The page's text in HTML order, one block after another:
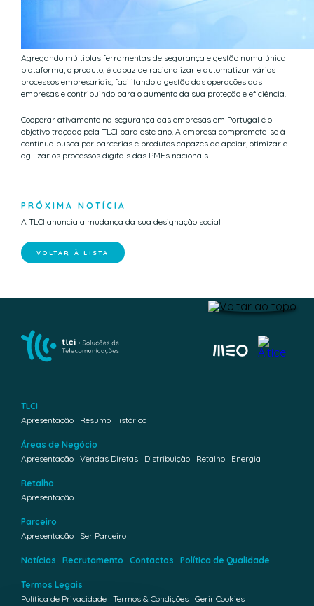
Agregando múltiplas ferramentas de segurança e gestão numa única
plataforma, o produto, é capaz de racionalizar e automatizar vários
processos empresariais, facilitando a gestão das operações das
empresas e contribuindo para o aumento da sua proteção e eficiência.
Cooperar ativamente na segurança das empresas em Portugal é o
objetivo traçado pela TLCI para este ano. A empresa compromete-se à
contínua busca por parcerias e produtos capazes de apoiar, otimizar e
agilizar os processos digitais das PMEs nacionais.
PRÓXIMA NOTÍCIA
A TLCI anuncia a mudança da sua designação social
VOLTAR À LISTA
TLCI
Apresentação
Resumo Histórico
Áreas de Negócio
Apresentação Vendas Diretas Distribuição Retalho Energia
Retalho
Apresentação
Parceiro
Apresentação
Ser Parceiro
Notícias Recrutamento Contactos Política de Qualidade
Termos Legais
Política de Privacidade Termos & Condições Gerir Cookies